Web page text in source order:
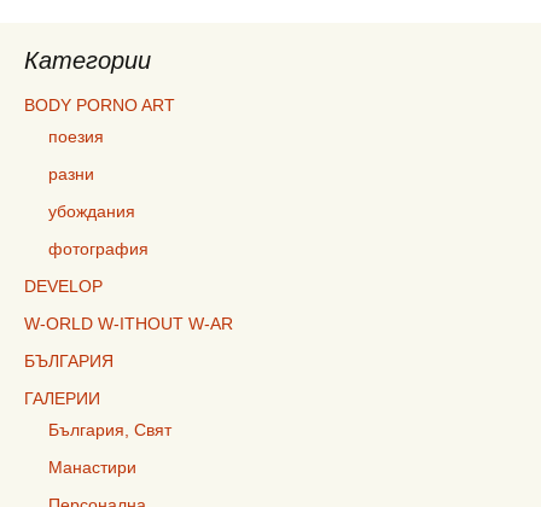
Категории
BODY PORNO ART
поезия
разни
убождания
фотография
DEVELOP
W-ORLD W-ITHOUT W-AR
БЪЛГАРИЯ
ГАЛЕРИИ
България, Свят
Манастири